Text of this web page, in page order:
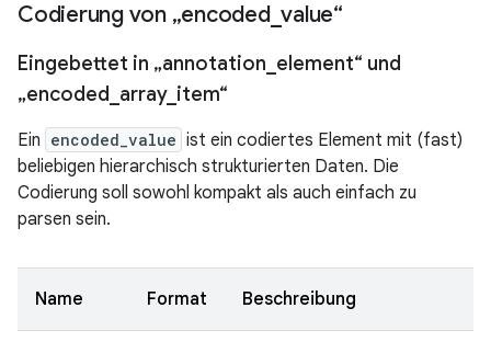
Codierung von „encoded_value“
Eingebettet in „annotation element“ und
„encoded array_ item“
Ein encoded_value ist ein codiertes Element mit (fast)
beliebigen hierarchisch strukturierten Daten. Die
Codierung soll sowohl kompakt als auch einfach zu
parsen sein.
Name Format Beschreibung